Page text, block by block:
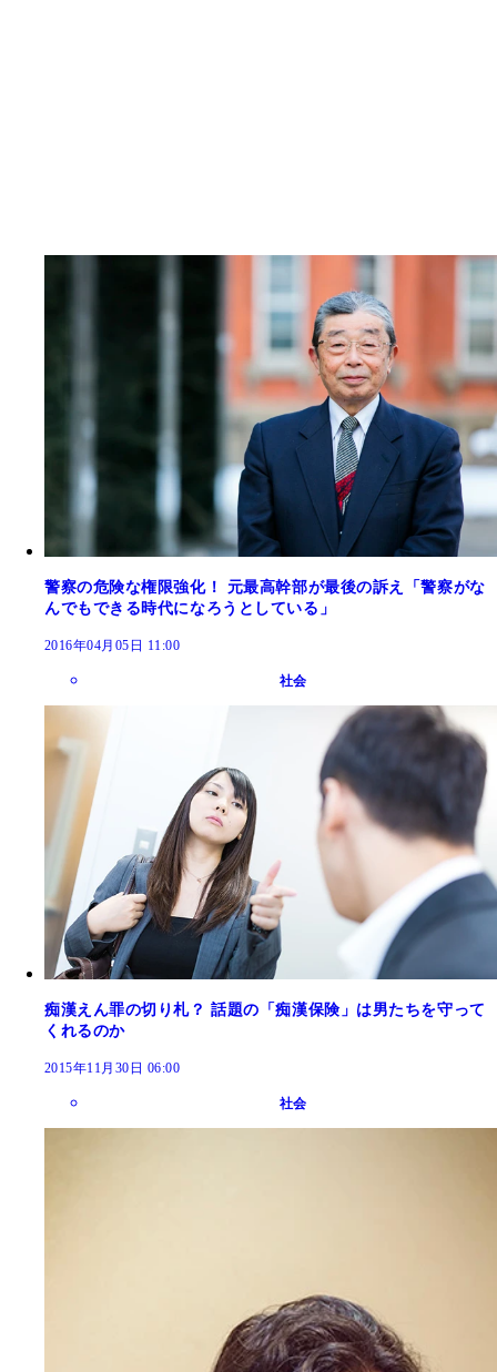
警察の危険な権限強化！ 元最高幹部が最後の訴え「警察がな
んでもできる時代になろうとしている」
2016年04月05日 11:00
社会
痴漢えん罪の切り札？ 話題の「痴漢保険」は男たちを守って
くれるのか
2015年11月30日 06:00
社会